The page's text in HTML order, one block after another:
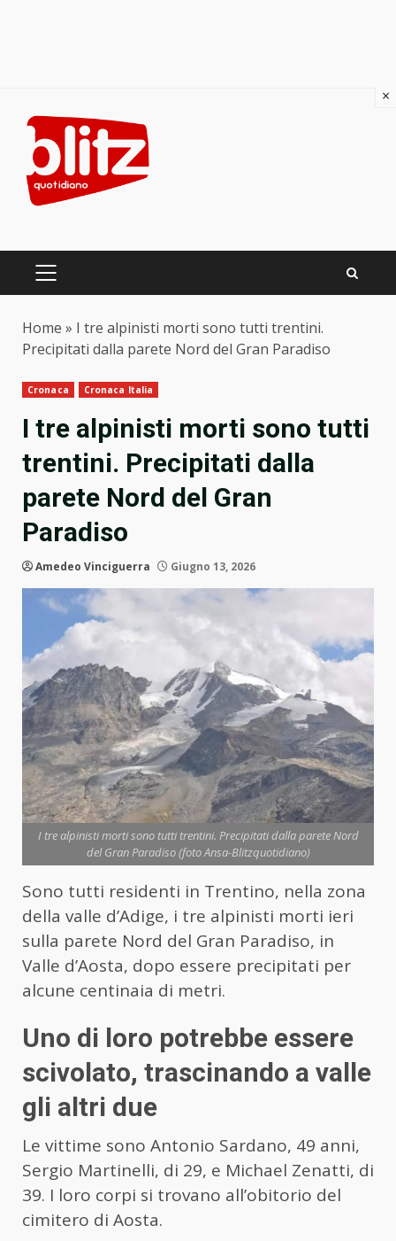
content
PRIMARY
Home » I tre alpinisti morti sono tutti trentini.
Precipitati dalla parete Nord del Gran Paradiso
Cronaca Cronaca Italia
I tre alpinisti morti sono tutti
trentini. Precipitati dalla
parete Nord del Gran
Paradiso
Amedeo Vinciguerra Giugno 13, 2026
I tre alpinisti morti sono tutti trentini. Precipitati dalla parete Nord
del Gran Paradiso (foto Ansa-Blitzquotidiano)
Sono tutti residenti in Trentino, nella zona
della valle d’Adige, i tre alpinisti morti ieri
sulla parete Nord del Gran Paradiso, in
Valle d’Aosta, dopo essere precipitati per
alcune centinaia di metri.
Uno di loro potrebbe essere
scivolato, trascinando a valle
gli altri due
Le vittime sono Antonio Sardano, 49 anni,
Sergio Martinelli, di 29, e Michael Zenatti, di
39. I loro corpi si trovano all’obitorio del
cimitero di Aosta.
×